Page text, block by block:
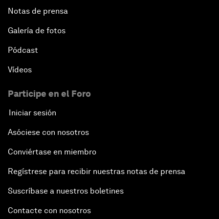
Notas de prensa
Galería de fotos
Pódcast
Vídeos
Participe en el Foro
Iniciar sesión
Asóciese con nosotros
Conviértase en miembro
Regístrese para recibir nuestras notas de prensa
Suscríbase a nuestros boletines
Contacte con nosotros